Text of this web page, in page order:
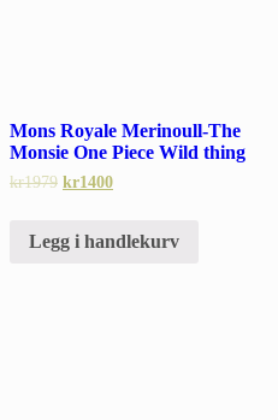
Mons Royale Merinoull-The
Monsie One Piece Wild thing
kr1979 kr1400
Legg i handlekurv